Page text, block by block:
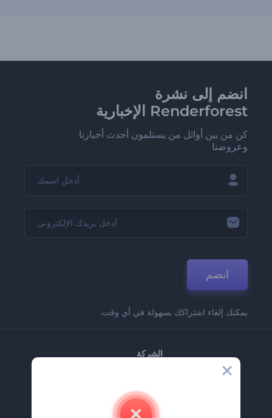
انضم إلى نشرة
Renderforest الإخبارية
كن من بين أوائل من يستلمون أحدث أخبارنا
وعروضنا
انضم
يمكنك إلغاء اشتراكك بسهولة في أي وقت.
الشركة
اتصل بنا
وظائف